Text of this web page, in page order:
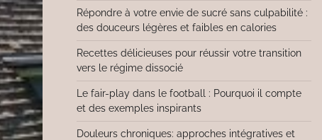
Répondre à votre envie de sucré sans culpabilité :
des douceurs légères et faibles en calories
Recettes délicieuses pour réussir votre transition
vers le régime dissocié
Le fair-play dans le football : Pourquoi il compte
et des exemples inspirants
Douleurs chroniques: approches intégratives et